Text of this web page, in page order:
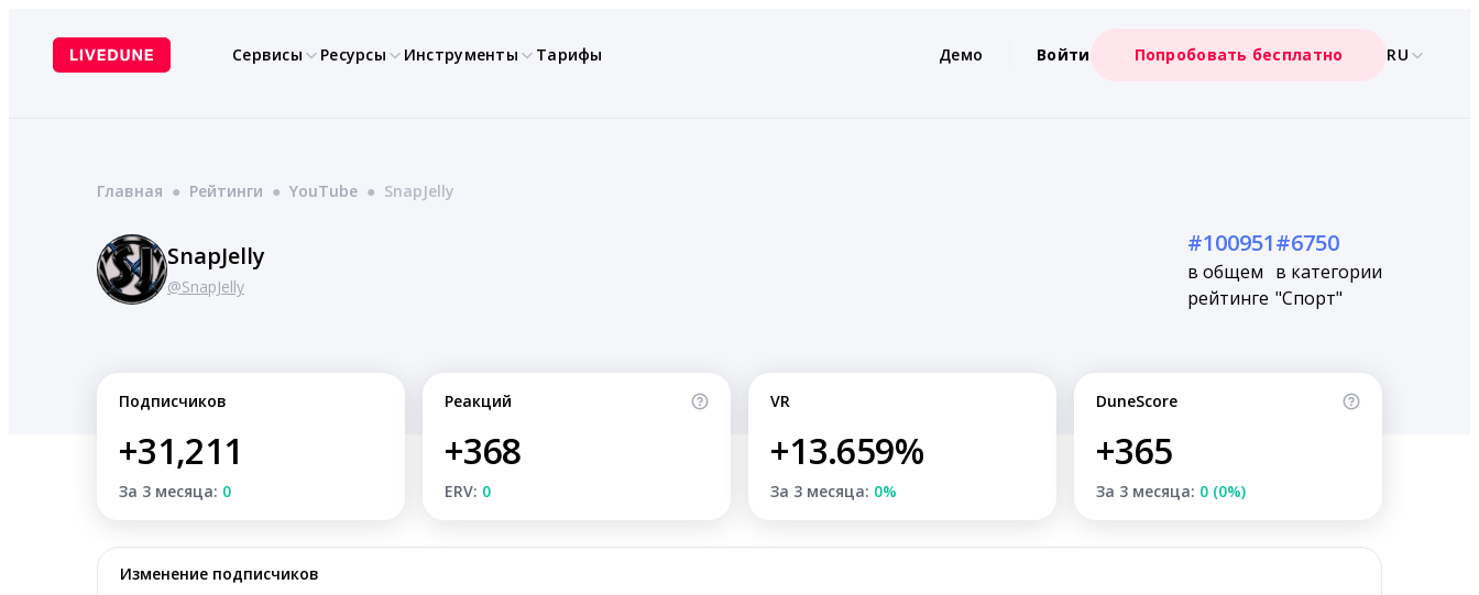
содержимому
Сервисы Ресурсы Инструменты Тарифы Демо Войти Попробовать бесплатно RU
Главная ● Рейтинги ● YouTube ● SnapJelly
SnapJelly
@SnapJelly
#100951
в общем
рейтинге
#6750
в категории
"Спорт"
Подписчиков
+31,211
За 3 месяца: 0
Реакций
+368
ERV: 0
VR
+13.659%
За 3 месяца: 0%
DuneScore
+365
За 3 месяца: 0 (0%)
Изменение подписчиков